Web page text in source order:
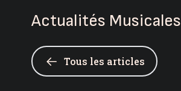
Actualités Musicales
Tous les articles